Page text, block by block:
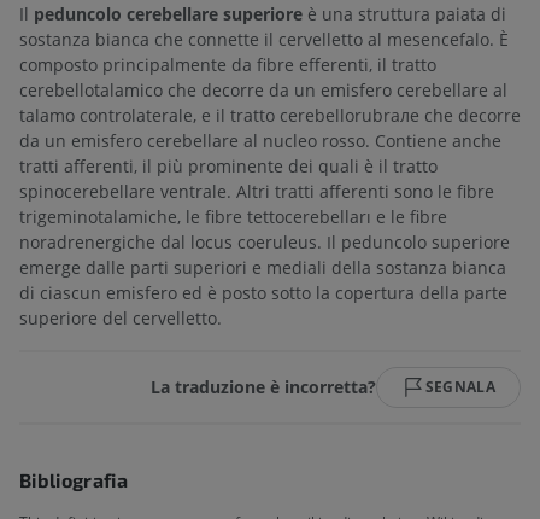
Il peduncolo cerebellare superiore è una struttura paiata di
sostanza bianca che connette il cervelletto al mesencefalo. È
composto principalmente da fibre efferenti, il tratto
cerebellotalamico che decorre da un emisfero cerebellare al
talamo controlaterale, e il tratto cerebellorubrале che decorre
da un emisfero cerebellare al nucleo rosso. Contiene anche
tratti afferenti, il più prominente dei quali è il tratto
spinocerebellare ventrale. Altri tratti afferenti sono le fibre
trigeminotalamiche, le fibre tettocerebelları e le fibre
noradrenergiche dal locus coeruleus. Il peduncolo superiore
emerge dalle parti superiori e mediali della sostanza bianca
di ciascun emisfero ed è posto sotto la copertura della parte
superiore del cervelletto.
La traduzione è incorretta? SEGNALA
Bibliografia